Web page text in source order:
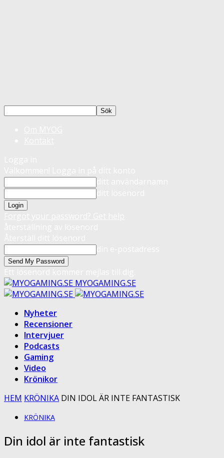
MYOGAMING.SE
Nyheter
Recensioner
Intervjuer
Podcasts
Gaming
Video
Krönikor
HEM KRÖNIKA DIN IDOL ÄR INTE FANTASTISK
KRÖNIKA
Din idol är inte fantastisk